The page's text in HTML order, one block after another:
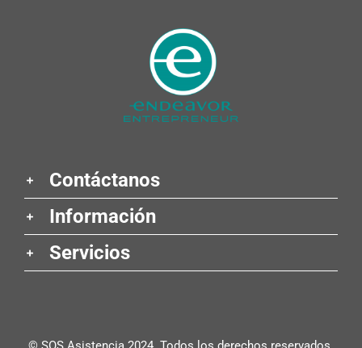
Contáctanos
Información
Servicios